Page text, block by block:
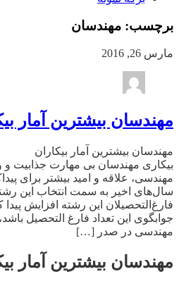
برچسب: مهندسان
مارس 26, 2016
مهندسان بیشترین آمار
مهندسان بیشترین آمار بیکاران
بیکاری مهندسان بی‌ مهارت جذابیت
مهندسی، علاقه و امید بیشتر برای
سال‌های اخیر به سمت انتخاب این
فارغ‌التحصیلان این رشته افزایش پیدا
جوابگوی این تعداد فارغ التحصیل
مهندسی در صدر […]
مهندسان بیشترین آمار